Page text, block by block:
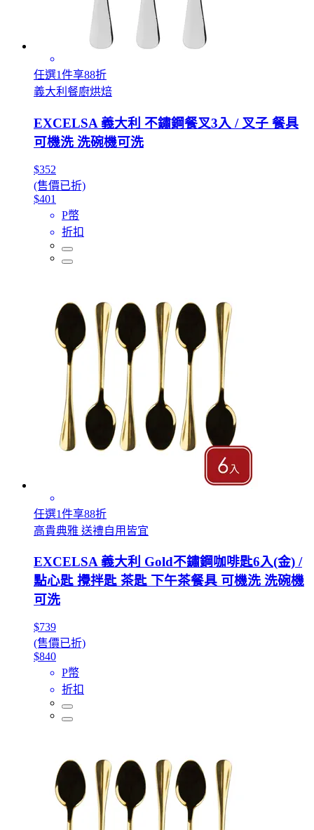
任選1件享88折
義大利餐廚烘焙
EXCELSA 義大利 不鏽鋼餐叉3入 / 叉子 餐具
可機洗 洗碗機可洗
$352
(售價已折)
$401
P幣
折扣
任選1件享88折
高貴典雅 送禮自用皆宜
EXCELSA 義大利 Gold不鏽鋼咖啡匙6入(金) /
點心匙 攪拌匙 茶匙 下午茶餐具 可機洗 洗碗機
可洗
$739
(售價已折)
$840
P幣
折扣